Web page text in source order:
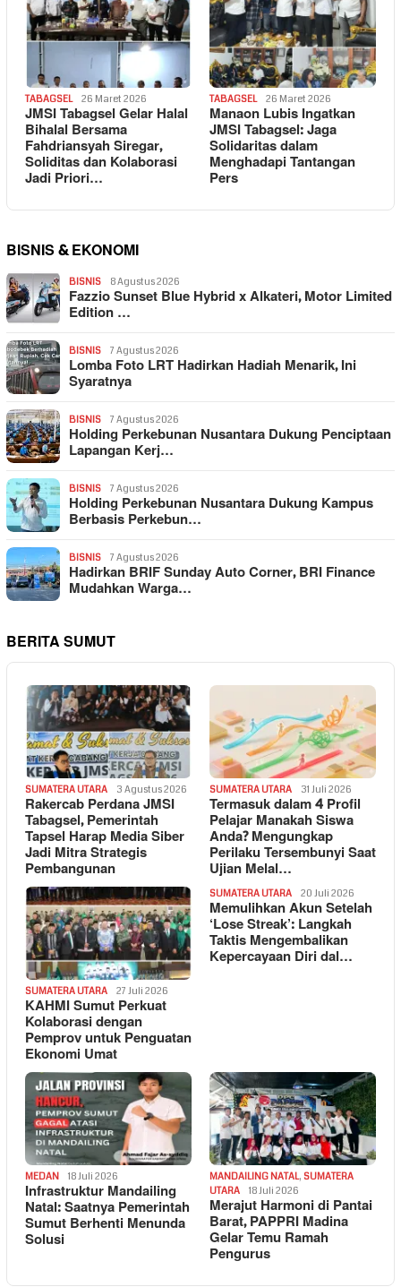
TABAGSEL 26 Maret 2026
JMSI Tabagsel Gelar Halal
Bihalal Bersama
Fahdriansyah Siregar,
Soliditas dan Kolaborasi
Jadi Priori…
TABAGSEL 26 Maret 2026
Manaon Lubis Ingatkan
JMSI Tabagsel: Jaga
Solidaritas dalam
Menghadapi Tantangan
Pers
BISNIS & EKONOMI
BISNIS 8 Agustus 2026
Fazzio Sunset Blue Hybrid x Alkateri, Motor Limited
Edition …
BISNIS 7 Agustus 2026
Lomba Foto LRT Hadirkan Hadiah Menarik, Ini
Syaratnya
BISNIS 7 Agustus 2026
Holding Perkebunan Nusantara Dukung Penciptaan
Lapangan Kerj…
BISNIS 7 Agustus 2026
Holding Perkebunan Nusantara Dukung Kampus
Berbasis Perkebun…
BISNIS 7 Agustus 2026
Hadirkan BRIF Sunday Auto Corner, BRI Finance
Mudahkan Warga…
BERITA SUMUT
SUMATERA UTARA 3 Agustus 2026
Rakercab Perdana JMSI
Tabagsel, Pemerintah
Tapsel Harap Media Siber
Jadi Mitra Strategis
Pembangunan
SUMATERA UTARA 31 Juli 2026
Termasuk dalam 4 Profil
Pelajar Manakah Siswa
Anda? Mengungkap
Perilaku Tersembunyi Saat
Ujian Melal…
SUMATERA UTARA 27 Juli 2026
KAHMI Sumut Perkuat
Kolaborasi dengan
Pemprov untuk Penguatan
Ekonomi Umat
SUMATERA UTARA 20 Juli 2026
Memulihkan Akun Setelah
‘Lose Streak’: Langkah
Taktis Mengembalikan
Kepercayaan Diri dal…
MEDAN 18 Juli 2026
Infrastruktur Mandailing
Natal: Saatnya Pemerintah
Sumut Berhenti Menunda
Solusi
MANDAILING NATAL, SUMATERA
UTARA
18 Juli 2026
Merajut Harmoni di Pantai
Barat, PAPPRI Madina
Gelar Temu Ramah
Pengurus